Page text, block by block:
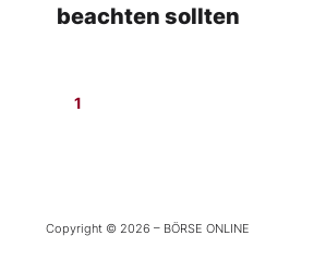
Folgen Sie uns
beachten sollten
1
Copyright © 2026 – BÖRSE ONLINE